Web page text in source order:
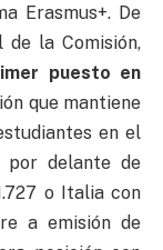
Erasmus+. De
la Comisión,
puesto en
que mantiene
en el
por delante de
o Italia con
a emisión de